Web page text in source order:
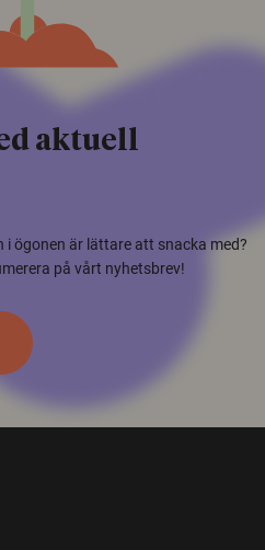
aktuell
ögonen är lättare att snacka med?
på vårt nyhetsbrev!